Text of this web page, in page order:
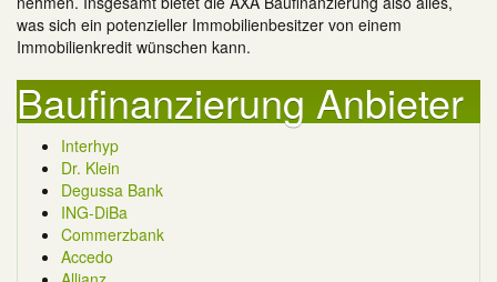
was sich ein potenzieller Immobilienbesitzer von einem
Immobilienkredit wünschen kann.
Baufinanzierung Anbieter
Interhyp
Dr. Klein
Degussa Bank
ING-DiBa
Commerzbank
Accedo